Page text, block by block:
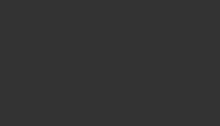
가운